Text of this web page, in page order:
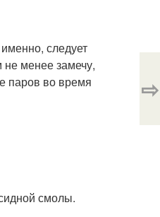
следует
не менее замечу,
паров во время
смолы.
⇨